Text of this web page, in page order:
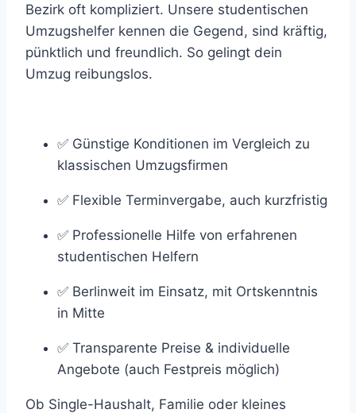
Bezirk oft kompliziert. Unsere studentischen
Umzugshelfer kennen die Gegend, sind kräftig,
pünktlich und freundlich. So gelingt dein
Umzug reibungslos.
✅ Günstige Konditionen im Vergleich zu
klassischen Umzugsfirmen
✅ Flexible Terminvergabe, auch kurzfristig
✅ Professionelle Hilfe von erfahrenen
studentischen Helfern
✅ Berlinweit im Einsatz, mit Ortskenntnis
in Mitte
✅ Transparente Preise & individuelle
Angebote (auch Festpreis möglich)
Ob Single-Haushalt, Familie oder kleines